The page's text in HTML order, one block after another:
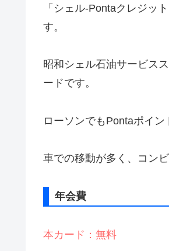
「シェル-Pontaクレジッ
す。
昭和シェル石油サービス
ードです。
ローソンでもPontaポイ
車での移動が多く、コン
年会費
本カード：無料